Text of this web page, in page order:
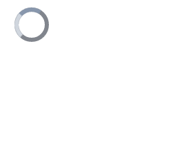
Video
Player
is
loading.